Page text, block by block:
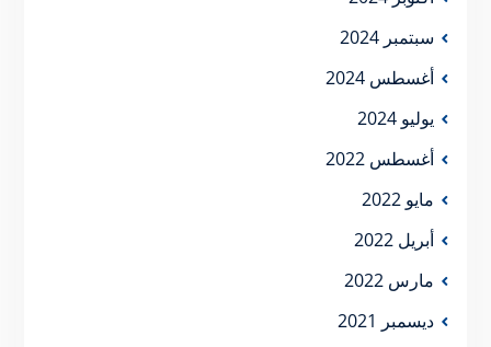
سبتمبر 2024
أغسطس 2024
يوليو 2024
أغسطس 2022
مايو 2022
أبريل 2022
مارس 2022
ديسمبر 2021